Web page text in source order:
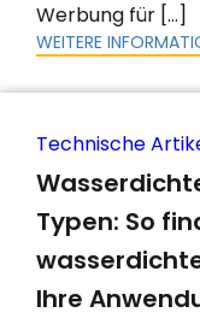
Werbung für […]
WEITERE
Technische
Typen: So
Ihre